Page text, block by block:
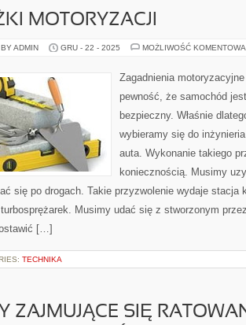
MOTORYZACJI
ADMIN GRU - 22 - 2025 MOŻLIWOŚĆ
Zagadnienia
pewność, że samochód
bezpieczny. Właśnie
wybieramy się do
auta. Wykonanie takiego
koniecznością. Musimy
się po drogach. Takie przyzwolenie wydaje stacja
Musimy udać się z stworzonym
[…]
TECHNIKA
ZAJMUJĄCE SIĘ